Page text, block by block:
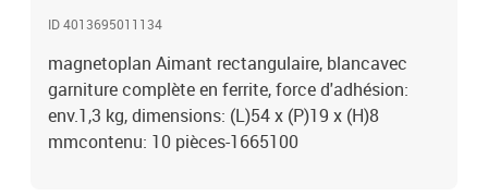
ID 4013695011134
magnetoplan Aimant rectangulaire, blancavec
garniture complète en ferrite, force d'adhésion:
env.1,3 kg, dimensions: (L)54 x (P)19 x (H)8
mmcontenu: 10 pièces-1665100